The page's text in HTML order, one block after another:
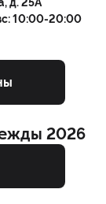
д. 25А
10:00-20:00
2026